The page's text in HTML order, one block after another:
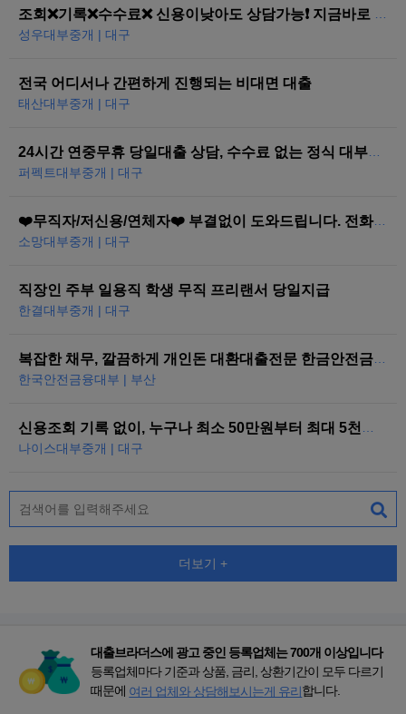
성우대부중개 | 대구
전국 어디서나 간편하게 진행되는 비대면 대출
태산대부중개 | 대구
퍼펙트대부중개 | 대구
❤️무직자/저신용/연체자❤️ 부결없이 도와드립니다. 전화한통으로 당일즉시…
소망대부중개 | 대구
직장인 주부 일용직 학생 무직 프리랜서 당일지급
한결대부중개 | 대구
한국안전금융대부 | 부산
나이스대부중개 | 대구
더보기 +
대출브라더스에 광고 중인 등록업체는 700개 이상입니다
등록업체마다 기준과 상품, 금리, 상환기간이 모두 다르기
때문에 여러 업체와 상담해보시는게 유리합니다.